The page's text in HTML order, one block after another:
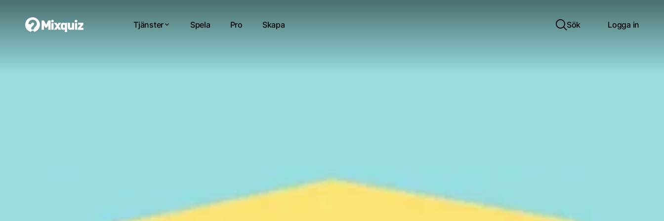
Tjänster Spela Pro Skapa Sök Logga in
0 0/3